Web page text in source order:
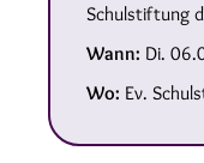
Schulstiftung
Wann: Di.
Wo: Ev.